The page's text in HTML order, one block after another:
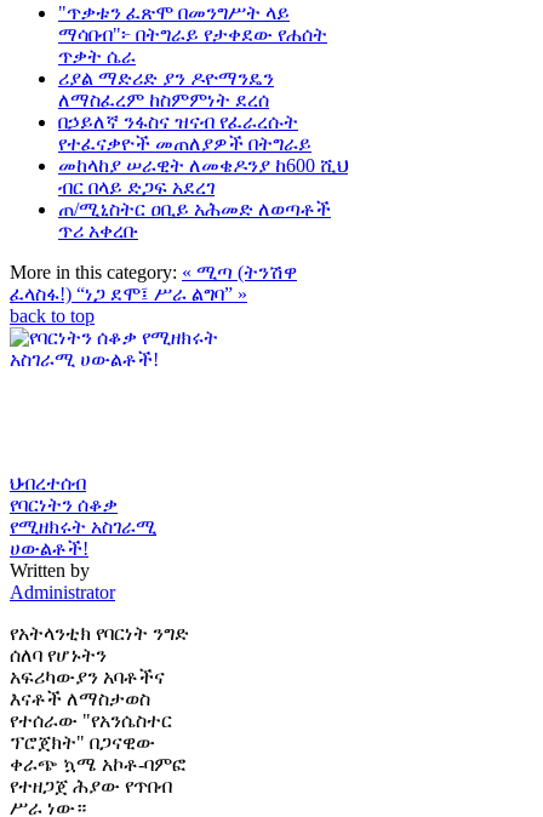
"ጥቃቱን ፈጽሞ በመንግሥት ላይ
ማሳበብ"፦ በትግራይ የታቀደው የሐሰት
ጥቃት ሴራ
ሪያል ማድሪድ ያን ዶዮማንዴን
ለማስፈረም ከስምምነት ደረሰ
በኃይለኛ ንፋስና ዝናብ የፈራረሱት
የተፈናቃዮች መጠለያዎች በትግራይ
መከላከያ ሠራዊት ለመቄዶንያ ከ600 ሺህ
ብር በላይ ድጋፍ አደረገ
ጠ/ሚኒስትር ዐቢይ አሕመድ ለወጣቶች
ጥሪ አቀረቡ
More in this category: « ሚጣ (ትንሽዋ
ፈላስፋ!) “ነጋ ደሞ፤ ሥራ ልግባ” »
back to top
ህብረተሰብ
የባርነትን ሰቆቃ
የሚዘክሩት አስገራሚ
ሀውልቶች!
Written by
Administrator
የአትላንቲክ የባርነት ንግድ
ሰለባ የሆኑትን
አፍሪካውያን አባቶችና
እናቶች ለማስታወስ
የተሰራው "የአንሴስተር
ፕሮጀክት" በጋናዊው
ቀራጭ ኳሜ አኮቶ-ባምፎ
የተዘጋጀ ሕያው የጥበብ
ሥራ ነው።